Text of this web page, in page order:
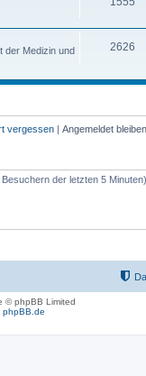
der Medizin und
2626
vergessen | Angemeldet bleiben
der letzten 5 Minuten)
© phpBB Limited
phpBB.de